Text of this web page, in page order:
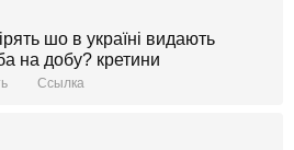
шо в україні видають
на добу? кретини
Ссылка